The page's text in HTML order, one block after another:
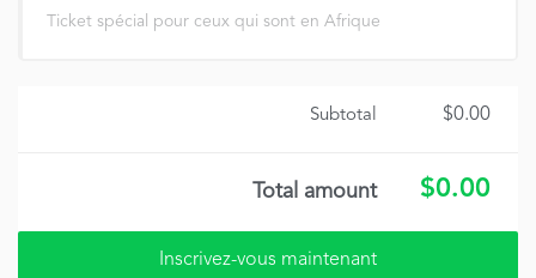
Ticket spécial pour ceux qui sont en Afrique
Subtotal $0.00
Total amount $0.00